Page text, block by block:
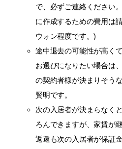
で、必ずご連絡ください
に作成するための費用は
ウォン程度です。)
途中退去の可能性が高く
お選びになりたい場合は
の契約者様が決まりそう
賢明です。
次の入居者が決まらなく
ろんできますが、家賃が
返還も次の入居者が保証